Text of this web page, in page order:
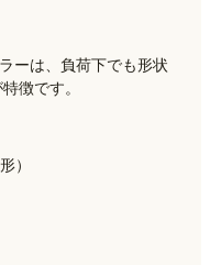
ーは、負荷下でも形状
徴です。
）